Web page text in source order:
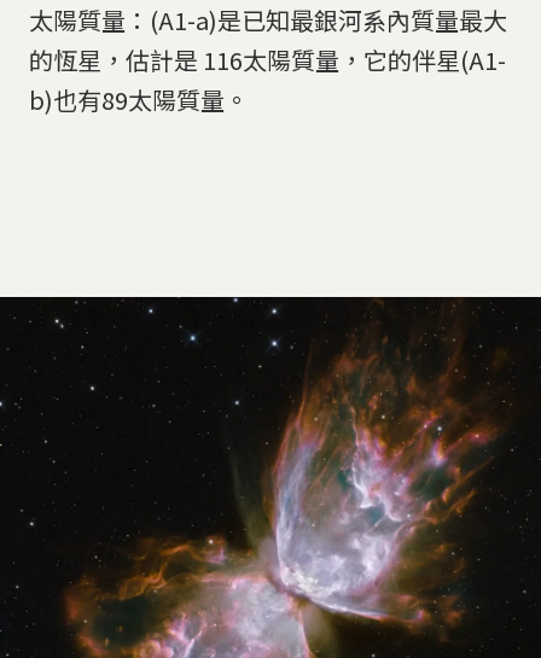
太陽質量：(A1-a)是已知最銀河系內質量最大
的恆星，估計是 116太陽質量，它的伴星(A1-
b)也有89太陽質量。